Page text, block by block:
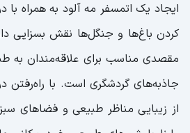
ایجاد یک اتمسفر مه آلود به همراه
کردن باغ‌ها و جنگل‌ها نقش بسزایی
مقصدی مناسب برای علاقه‌مندان به
جاذبه‌های گردشگری است. با راه‌رفتن
از زیبایی مناظر طبیعی و فضاهای